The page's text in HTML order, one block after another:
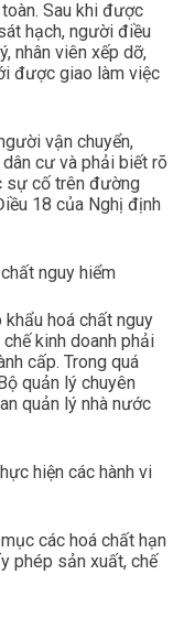
Sau khi được
hạch, người điều
nhân viên xếp dỡ,
được giao làm việc
vận chuyển,
cư và phải biết rõ
sự cố trên đường
18 của Nghị định
nguy hiểm
khẩu hoá chất nguy
kinh doanh phải
cấp. Trong quá
quản lý chuyên
quản lý nhà nước
hiện các hành vi
các hoá chất hạn
phép sản xuất, chế